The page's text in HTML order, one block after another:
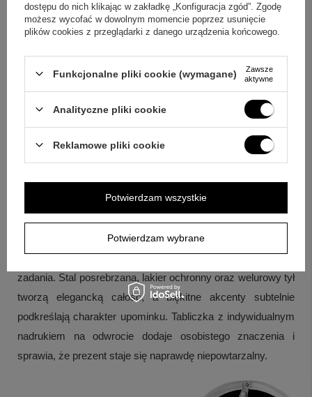
Pytanie: Czy ramkę można postawić?Odpowiedź:
ramkę można postawić, dzięki czemu łatwo ją
wyeksponować jako ozdobę domu.
pokryty jest aksamitnym, czarnym welurem.
Odpowiedź:
Ramka sprawdzi się jako prezent na chrzest, roczek lub inne
Jeśli szukasz pamiątki dla chłopca, która jednocześnie
będzie ozdobą domu, ten konik na biegunach spełnia oba
zadania. Stal posrebrzana, lakier ochronny oraz welurowy tył
tworzą elegancką całość, a błękitne akcenty subtelnie
podkreślają charakter upominku. Tabliczka z indywidualnym
nadrukiem na odwrocie dodaje osobistego znaczenia i
sprawia, że prezent staje się naprawdę niepowtarzalny.
dostępu do nich klikając w zakładkę „Konfiguracja zgód”. Zgodę
możesz wycofać w dowolnym momencie poprzez usunięcie
plików cookies z przeglądarki z danego urządzenia końcowego.
Funkcjonalne pliki cookie (wymagane)
Zawsze
aktywne
Analityczne pliki cookie
Reklamowe pliki cookie
Potwierdzam wybrane
Potwierdzam wszystkie